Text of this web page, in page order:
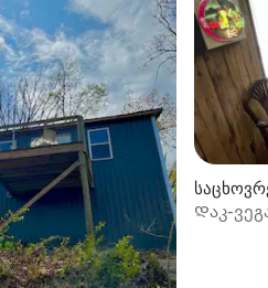
21 მიმოხილვა
Დაკ-